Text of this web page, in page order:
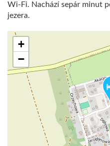
Wi-Fi. Nachází sepár minut
jezera.
+
−